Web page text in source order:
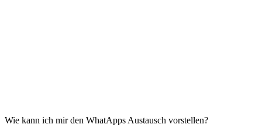
Wie kann ich mir den WhatApps Austausch vorstellen?